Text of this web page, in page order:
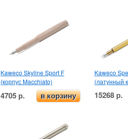
Kaweco Skyline Sport F
(корпус Macchiato)
4705 р. в корзину
Kaweco
(латунный
15268 р.